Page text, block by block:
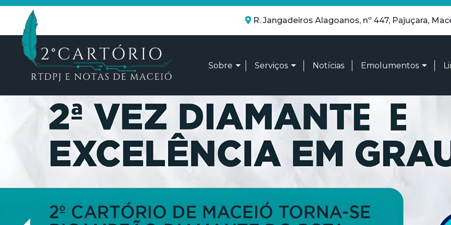
R. Jangadeiros Alagoanos, nº 447, Pajuçara,
Sobre
Identidade Organizacional
Transparência
Serviços
Pessoa Jurídica
Notas
Notícias Emolumentos
Tabela D - Atos dos
Tabela O - Comum a
Tabelionato de Notas
Atos dos oficiais - Reg